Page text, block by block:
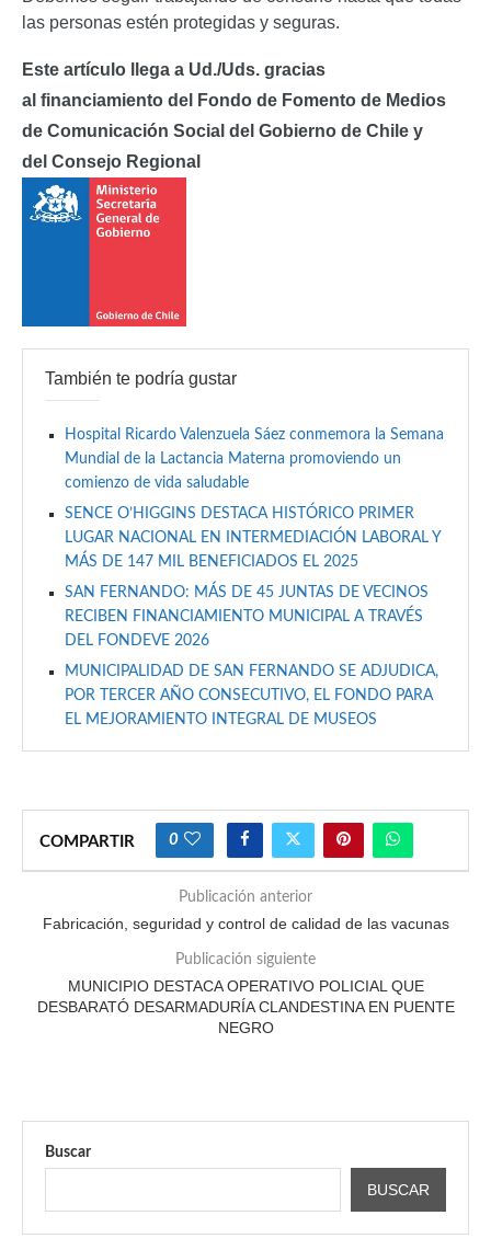
las personas estén protegidas y seguras.
Este artículo llega a Ud./Uds. gracias
al financiamiento del Fondo de Fomento de Medios
de Comunicación Social del Gobierno de Chile y
del Consejo Regional
También te podría gustar
Hospital Ricardo Valenzuela Sáez conmemora la Semana
Mundial de la Lactancia Materna promoviendo un
comienzo de vida saludable
SENCE O’HIGGINS DESTACA HISTÓRICO PRIMER
LUGAR NACIONAL EN INTERMEDIACIÓN LABORAL Y
MÁS DE 147 MIL BENEFICIADOS EL 2025
SAN FERNANDO: MÁS DE 45 JUNTAS DE VECINOS
RECIBEN FINANCIAMIENTO MUNICIPAL A TRAVÉS
DEL FONDEVE 2026
MUNICIPALIDAD DE SAN FERNANDO SE ADJUDICA,
POR TERCER AÑO CONSECUTIVO, EL FONDO PARA
EL MEJORAMIENTO INTEGRAL DE MUSEOS
COMPARTIR 0
Publicación anterior
Fabricación, seguridad y control de calidad de las vacunas
Publicación siguiente
MUNICIPIO DESTACA OPERATIVO POLICIAL QUE
DESBARATÓ DESARMADURÍA CLANDESTINA EN PUENTE
NEGRO
Buscar
BUSCAR